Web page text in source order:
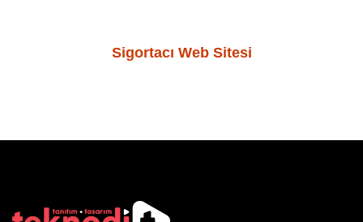
Sigortacı Web Sitesi